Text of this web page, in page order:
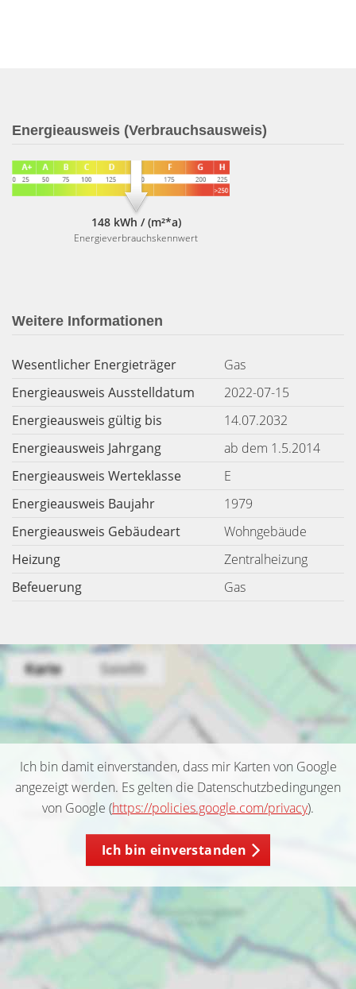
Energieausweis (Verbrauchsausweis)
148 kWh / (m²*a)
Energieverbrauchskennwert
Weitere Informationen
Wesentlicher Energieträger
Gas
Energieausweis Ausstelldatum
2022-07-15
Energieausweis gültig bis
14.07.2032
Energieausweis Jahrgang
ab dem 1.5.2014
Energieausweis Werteklasse
E
Energieausweis Baujahr
1979
Energieausweis Gebäudeart
Wohngebäude
Heizung
Zentralheizung
Befeuerung
Gas
Ich bin damit einverstanden, dass mir Karten von Google
angezeigt werden. Es gelten die Datenschutzbedingungen
von Google (https://policies.google.com/privacy).
Ich bin einverstanden